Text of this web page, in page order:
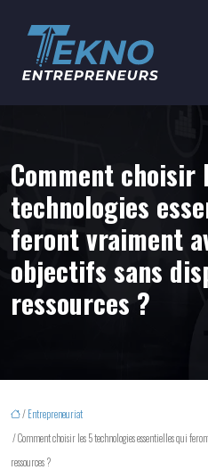
Comment choisir
technologies
feront vraiment
objectifs sans
ressources ?
/Entrepreneuriat
/ Comment choisir les 5 technologies essentielles qui
ressources ?